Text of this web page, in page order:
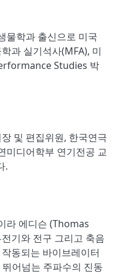
물학과 출신으로 미국
과 실기석사(MFA), 미
Studies 박
및 편집위원, 한국연극
미디어학부 연기전공 교
.
라 에디슨 (Thomas
기와 전구 그리고 축음
동되는 바이브레이터
어넘는 주파수의 진동